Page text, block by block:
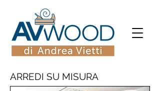
ARREDI SU MISURA